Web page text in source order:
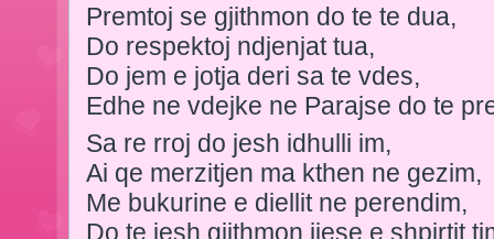
Premtoj se gjithmon do te te dua,
Do respektoj ndjenjat tua,
Do jem e jotja deri sa te vdes,
Edhe ne vdejke ne Parajse do te
Sa re rroj do jesh idhulli im,
Ai qe merzitjen ma kthen ne gezim,
Me bukurine e diellit ne perendim,
Do te jesh gjithmon jjese e shpirtit